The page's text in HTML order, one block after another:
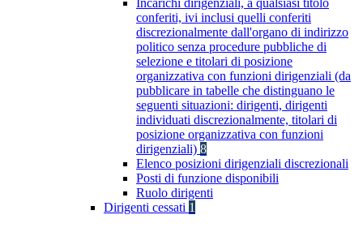
Incarichi dirigenziali, a qualsiasi titolo
conferiti, ivi inclusi quelli conferiti
discrezionalmente dall'organo di indirizzo
politico senza procedure pubbliche di
selezione e titolari di posizione
organizzativa con funzioni dirigenziali (da
pubblicare in tabelle che distinguano le
seguenti situazioni: dirigenti, dirigenti
individuati discrezionalmente, titolari di
posizione organizzativa con funzioni
dirigenziali) 8
Elenco posizioni dirigenziali discrezionali
Posti di funzione disponibili
Ruolo dirigenti
Dirigenti cessati 1